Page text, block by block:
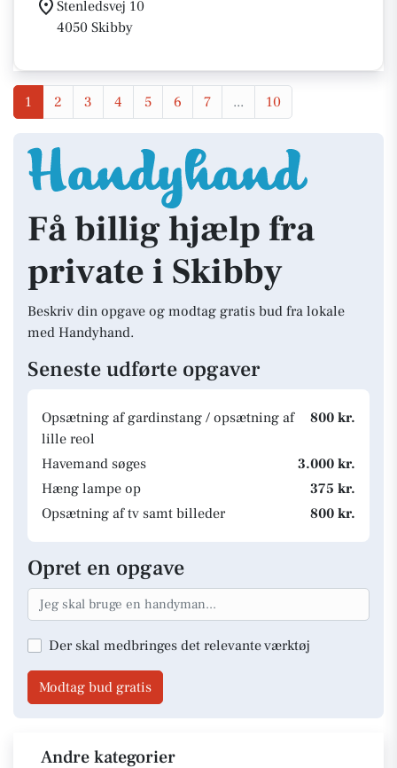
Stenledsvej 10
4050 Skibby
1 2 3 4 5 6 7 ... 10
Få billig hjælp fra
private i Skibby
Beskriv din opgave og modtag gratis bud fra lokale
med Handyhand.
Seneste udførte opgaver
Opsætning af gardinstang / opsætning af
lille reol
800 kr.
Havemand søges
3.000 kr.
Hæng lampe op
375 kr.
Opsætning af tv samt billeder
800 kr.
Opret en opgave
Der skal medbringes det relevante værktøj
Modtag bud gratis
Andre kategorier